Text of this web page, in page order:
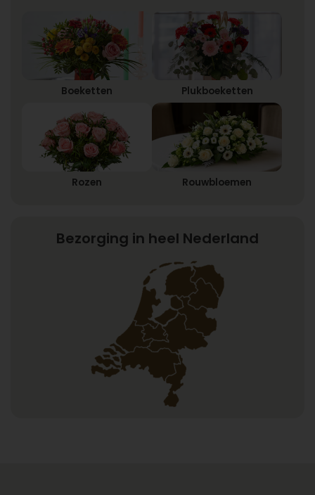
Boeketten Plukboeketten
Rozen Rouwbloemen
Bezorging in heel Nederland